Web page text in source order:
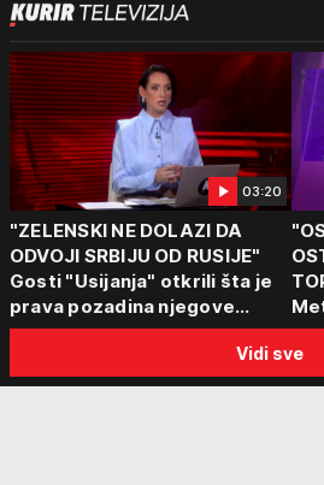
03:20
"ZELENSKI NE DOLAZI DA
ODVOJI SRBIJU OD RUSIJE"
Gosti "Usijanja" otkrili šta je
prava pozadina njegove
posete Beogradu
Vidi sve